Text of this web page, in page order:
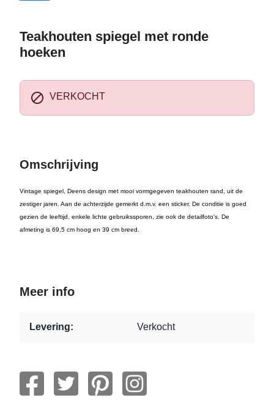
Teakhouten spiegel met ronde
hoeken
 VERKOCHT
Omschrijving
Vintage spiegel, Deens design met mooi vormgegeven teakhouten rand, uit de
zestiger jaren. Aan de achterzijde gemerkt d.m.v. een sticker. De conditie is goed
gezien de leeftijd, enkele lichte gebruikssporen, zie ook de detailfoto's. De
afmeting is 69,5 cm hoog en 39 cm breed.
Meer info
Levering: Verkocht